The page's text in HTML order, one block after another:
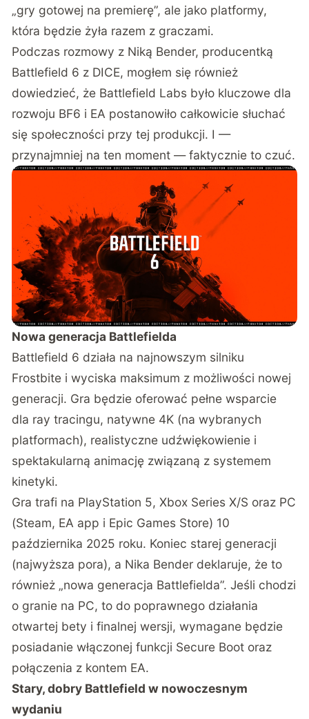
„gry gotowej na premierę”, ale jako platformy,
która będzie żyła razem z graczami.
Podczas rozmowy z Niką Bender, producentką
Battlefield 6 z DICE, mogłem się również
dowiedzieć, że Battlefield Labs było kluczowe dla
rozwoju BF6 i EA postanowiło całkowicie słuchać
się społeczności przy tej produkcji. I —
przynajmniej na ten moment — faktycznie to czuć.
Nowa generacja Battlefielda
Battlefield 6 działa na najnowszym silniku
Frostbite i wyciska maksimum z możliwości nowej
generacji. Gra będzie oferować pełne wsparcie
dla ray tracingu, natywne 4K (na wybranych
platformach), realistyczne udźwiękowienie i
spektakularną animację związaną z systemem
kinetyki.
Gra trafi na PlayStation 5, Xbox Series X/S oraz PC
(Steam, EA app i Epic Games Store) 10
października 2025 roku. Koniec starej generacji
(najwyższa pora), a Nika Bender deklaruje, że to
również „nowa generacja Battlefielda”. Jeśli chodzi
o granie na PC, to do poprawnego działania
otwartej bety i finalnej wersji, wymagane będzie
posiadanie włączonej funkcji Secure Boot oraz
połączenia z kontem EA.
Stary, dobry Battlefield w nowoczesnym
wydaniu